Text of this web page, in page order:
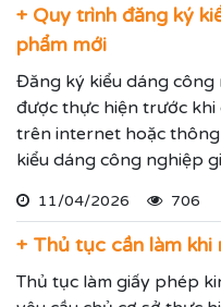
+ Quy trình đăng ký
phẩm mới
Đăng ký kiểu dáng
được thực hiện trước
trên internet hoặc
kiểu dáng công nghiệp
hạn đến 15 năm.
11/04/2026 706
+ Thủ tục cần làm khi
Thủ tục làm giấy phép